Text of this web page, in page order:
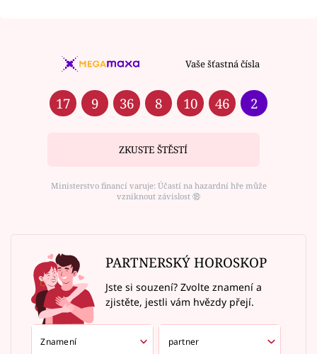
Vaše šťastná čísla
17 9 36 8 10 46 2
ZKUSTE ŠTĚSTÍ
Ministerstvo financí varuje: Účastí na hazardní hře může
vzniknout závislost ⑱
PARTNERSKÝ HOROSKOP
Jste si souzení? Zvolte znamení a
zjistěte, jestli vám hvězdy přejí.